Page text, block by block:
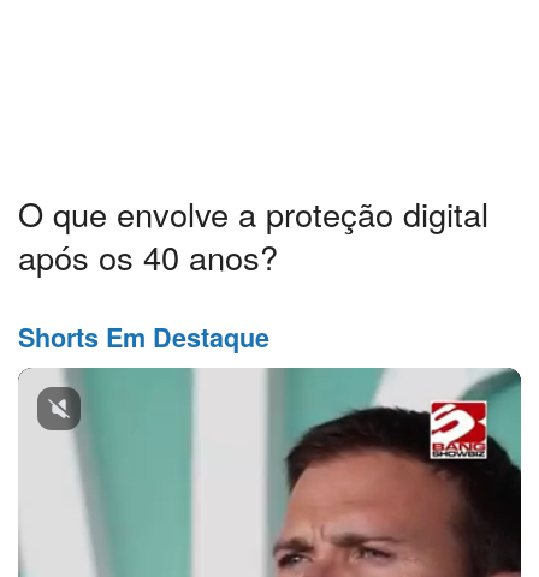
O que envolve a proteção digital
após os 40 anos?
Shorts Em Destaque